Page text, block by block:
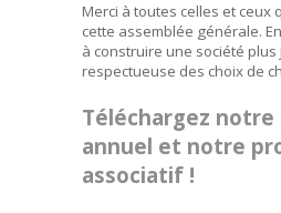
Merci à toutes celles et ceux
cette assemblée générale.
à construire une société
respectueuse des choix de
Téléchargez
annuel et notre
associatif !